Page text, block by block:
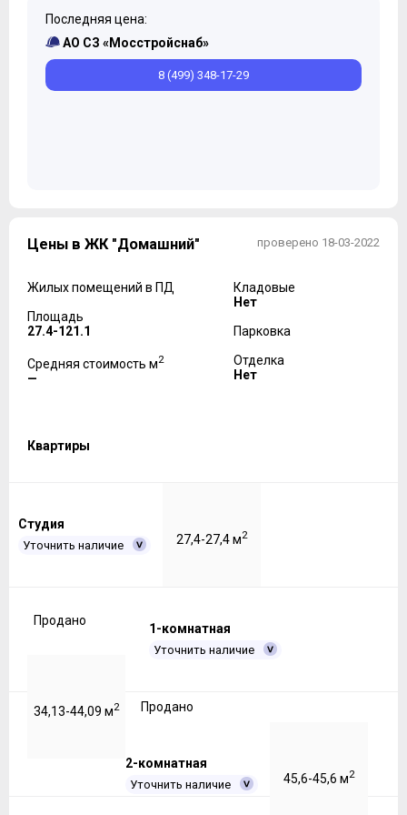
Последняя цена:
АО СЗ «Мосстройснаб»
8 (499) 348-17-29
проверено 18-03-2022
Цены в ЖК "Домашний"
Жилых помещений в ПД
Площадь
27.4-121.1
Средняя стоимость м2
—
Кладовые
Нет
Парковка
Отделка
Нет
Квартиры
Студия
Уточнить наличие 27,4-27,4 м2
Продано
1-комнатная
Уточнить наличие
34,13-44,09 м2 Продано
2-комнатная
Уточнить наличие 45,6-45,6 м2